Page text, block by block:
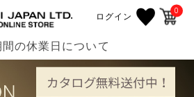
ログイン 0
の休業日について